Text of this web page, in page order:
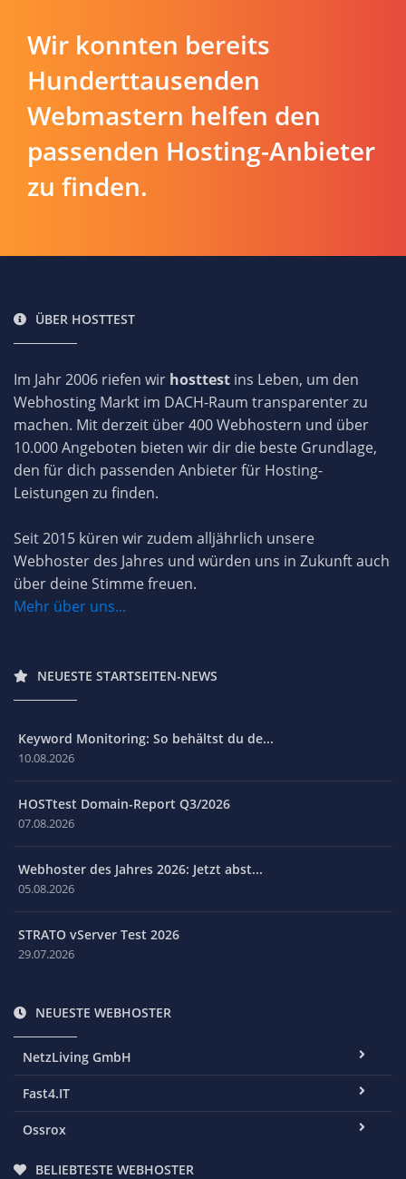
Wir konnten bereits
Hunderttausenden
Webmastern helfen den
passenden Hosting-Anbieter
zu finden.
ÜBER HOSTTEST
Im Jahr 2006 riefen wir hosttest ins Leben, um den
Webhosting Markt im DACH-Raum transparenter zu
machen. Mit derzeit über 400 Webhostern und über
10.000 Angeboten bieten wir dir die beste Grundlage,
den für dich passenden Anbieter für Hosting-
Leistungen zu finden.
Seit 2015 küren wir zudem alljährlich unsere
Webhoster des Jahres und würden uns in Zukunft auch
über deine Stimme freuen.
Mehr über uns...
NEUESTE STARTSEITEN-NEWS
Keyword Monitoring: So behältst du de...
10.08.2026
HOSTtest Domain-Report Q3/2026
07.08.2026
Webhoster des Jahres 2026: Jetzt abst...
05.08.2026
STRATO vServer Test 2026
29.07.2026
NEUESTE WEBHOSTER
NetzLiving GmbH
Fast4.IT
Ossrox
BELIEBTESTE WEBHOSTER